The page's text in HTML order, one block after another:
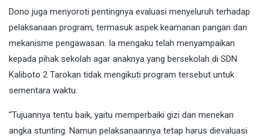
Dono juga menyoroti pentingnya evaluasi menyeluruh terhadap
pelaksanaan program, termasuk aspek keamanan pangan dan
mekanisme pengawasan. Ia mengaku telah menyampaikan
kepada pihak sekolah agar anaknya yang bersekolah di SDN
Kaliboto 2 Tarokan tidak mengikuti program tersebut untuk
sementara waktu.
“Tujuannya tentu baik, yaitu memperbaiki gizi dan menekan
angka stunting. Namun pelaksanaannya tetap harus dievaluasi